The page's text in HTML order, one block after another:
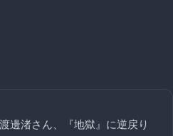
邊渚さん、『地獄』に逆戻り